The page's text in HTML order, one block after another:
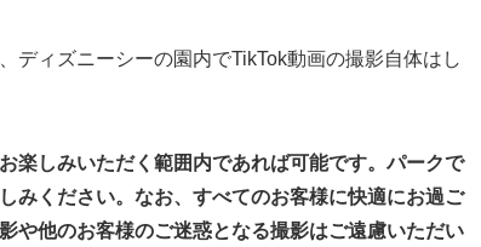
ディズニーシーの園内でTikTok動画の撮影自体はし
楽しみいただく範囲内であれば可能です。パークで
みください。なお、すべてのお客様に快適にお過ご
や他のお客様のご迷惑となる撮影はご遠慮いただい